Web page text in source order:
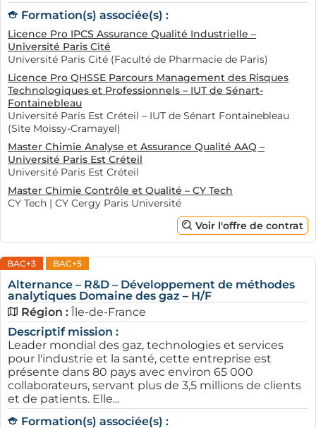
Formation(s) associée(s) :
Licence Pro IPCS Assurance Qualité Industrielle –
Université Paris Cité
Université Paris Cité (Faculté de Pharmacie de Paris)
Licence Pro QHSSE Parcours Management des Risques
Technologiques et Professionnels – IUT de Sénart-
Fontainebleau
Université Paris Est Créteil – IUT de Sénart Fontainebleau
(Site Moissy-Cramayel)
Master Chimie Analyse et Assurance Qualité AAQ –
Université Paris Est Créteil
Université Paris Est Créteil
Master Chimie Contrôle et Qualité – CY Tech
CY Tech | CY Cergy Paris Université
Voir l'offre de contrat
BAC+3 BAC+5
Alternance – R&D – Développement de méthodes
analytiques Domaine des gaz – H/F
Région : Île-de-France
Descriptif mission :
Leader mondial des gaz, technologies et services
pour l'industrie et la santé, cette entreprise est
présente dans 80 pays avec environ 65 000
collaborateurs, servant plus de 3,5 millions de clients
et de patients. Elle...
Formation(s) associée(s) :